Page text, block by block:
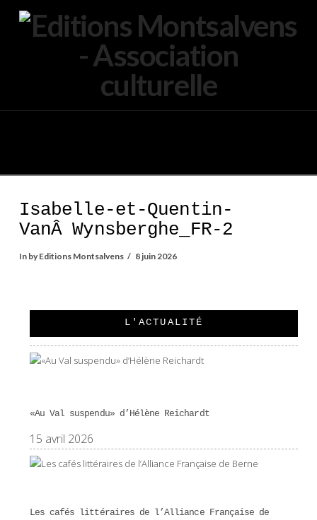
Isabelle-et-Quentin-
VanÂ Wynsberghe_FR-2
In by Editions Montsalvens 8 juin 2026
L'ACTUALITÉ
«Au Val suspendu» d’Hélène Reichardt
15 avril 2026
Les cafés littéraires de l’Alliance Française de